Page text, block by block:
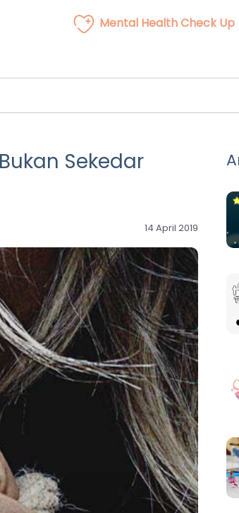
Mental Health Check Up
Sekedar
14 April 2019